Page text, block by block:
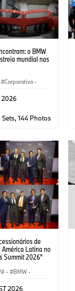
o BMW
mundial nas
Corporativo ·
2026
Sets, 144 Photos
de
Latina no
Summit 2026”
· BMW ·
2026